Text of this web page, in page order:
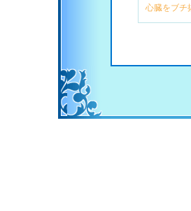
心臓をブ